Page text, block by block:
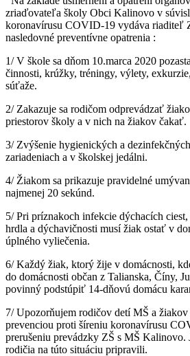
zriaďovateľa školy Obci Kalinovo v
koronavírusu COVID-19 vydáva riaditeľ
nasledovné preventívne opatrenia :
1/ V škole sa dňom 10.marca 2020
činnosti, krúžky, tréningy, výlety,
súťaže.
2/ Zakazuje sa rodičom odprevádzať
priestorov školy a v nich na žiakov čakať.
3/ Zvýšenie hygienických a
zariadeniach a v školskej jedálni.
4/ Žiakom sa prikazuje pravidelné
najmenej 20 sekúnd.
5/ Pri príznakoch infekcie dýchacích
hrdla a dýchavičnosti musí žiak ostať v
úplného vyliečenia.
6/ Každý žiak, ktorý žije v domácnosti,
do domácnosti občan z Talianska, Číny,
povinný podstúpiť 14-dňovú domácu
7/ Upozorňujem rodičov detí MŠ a
prevenciou proti šíreniu koronavírusu
prerušeniu prevádzky ZŠ s MŠ Kalinovo.
rodičia na túto situáciu pripravili.